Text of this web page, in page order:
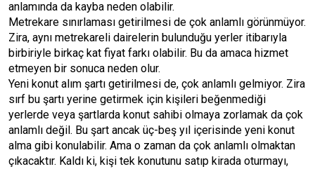
anlamında da kayba neden olabilir.
Metrekare sınırlaması getirilmesi de çok anlamlı görünmüyor.
Zira, aynı metrekareli dairelerin bulunduğu yerler itibarıyla
birbiriyle birkaç kat fiyat farkı olabilir. Bu da amaca hizmet
etmeyen bir sonuca neden olur.
Yeni konut alım şartı getirilmesi de, çok anlamlı gelmiyor. Zira
sırf bu şartı yerine getirmek için kişileri beğenmediği
yerlerde veya şartlarda konut sahibi olmaya zorlamak da çok
anlamlı değil. Bu şart ancak üç-beş yıl içerisinde yeni konut
alma gibi konulabilir. Ama o zaman da çok anlamlı olmaktan
çıkacaktır. Kaldı ki, kişi tek konutunu satıp kirada oturmayı,